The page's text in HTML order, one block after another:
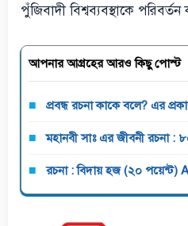
পুঁজিবাদী বিশ্বব্যবস্থাকে
আপনার আগ্রহের আরও কিছু পোস্ট
প্রবন্ধ রচনা কাকে বলে? এর
মহানবী সাঃ এর জীবনী রচনা :
রচনা : বিদায় হজ (২০ পয়েন্ট)